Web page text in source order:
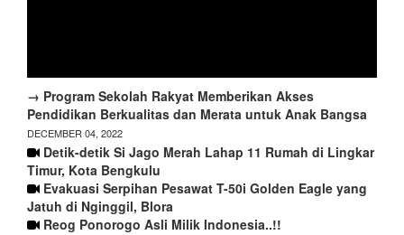
→ Program Sekolah Rakyat Memberikan Akses
Pendidikan Berkualitas dan Merata untuk Anak Bangsa
DECEMBER 04, 2022
Detik-detik Si Jago Merah Lahap 11 Rumah di Lingkar
Timur, Kota Bengkulu
Evakuasi Serpihan Pesawat T-50i Golden Eagle yang
Jatuh di Nginggil, Blora
Reog Ponorogo Asli Milik Indonesia..!!